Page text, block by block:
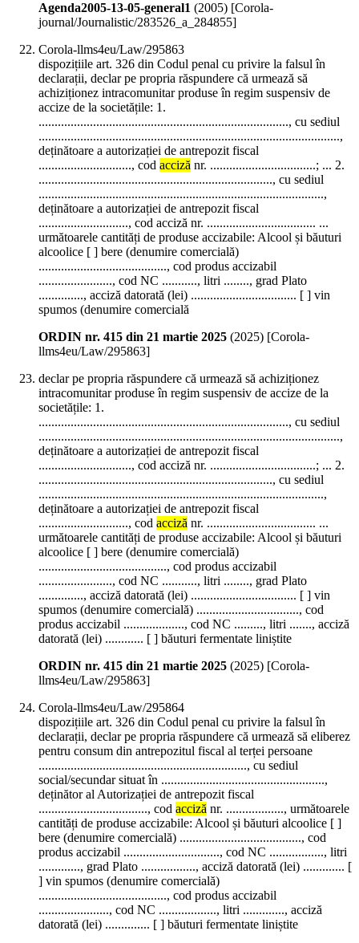
Agenda2005-13-05-general1 (2005) [Corola-
journal/Journalistic/283526_a_284855]
Corola-llms4eu/Law/295863
dispozițiile art. 326 din Codul penal cu privire la falsul în
declarații, declar pe propria răspundere că urmează să
achiziționez intracomunitar produse în regim suspensiv de
accize de la societățile: 1.
.............................................................................., cu sediul
..............................................................................................,
deținătoare a autorizației de antrepozit fiscal
............................., cod acciză nr. .................................; ... 2.
........................................................................., cu sediul
.........................................................................................,
deținătoare a autorizației de antrepozit fiscal
............................, cod acciză nr. .................................. ...
următoarele cantități de produse accizabile: Alcool și băuturi
alcoolice [ ] bere (denumire comercială)
........................................, cod produs accizabil
......................., cod NC ..........., litri ........, grad Plato
.............., acciză datorată (lei) ................................. [ ] vin
spumos (denumire comercială
ORDIN nr. 415 din 21 martie 2025 (2025) [Corola-
llms4eu/Law/295863]
declar pe propria răspundere că urmează să achiziționez
intracomunitar produse în regim suspensiv de accize de la
societățile: 1.
.............................................................................., cu sediul
..............................................................................................,
deținătoare a autorizației de antrepozit fiscal
............................., cod acciză nr. .................................; ... 2.
........................................................................., cu sediul
.........................................................................................,
deținătoare a autorizației de antrepozit fiscal
............................, cod acciză nr. .................................. ...
următoarele cantități de produse accizabile: Alcool și băuturi
alcoolice [ ] bere (denumire comercială)
........................................, cod produs accizabil
......................., cod NC ..........., litri ........, grad Plato
.............., acciză datorată (lei) ................................. [ ] vin
spumos (denumire comercială) ................................, cod
produs accizabil ..................., cod NC ........., litri ......., acciză
datorată (lei) ............ [ ] băuturi fermentate liniștite
ORDIN nr. 415 din 21 martie 2025 (2025) [Corola-
llms4eu/Law/295863]
Corola-llms4eu/Law/295864
dispozițiile art. 326 din Codul penal cu privire la falsul în
declarații, declar pe propria răspundere că urmează să eliberez
pentru consum din antrepozitul fiscal al terței persoane
................................................................., cu sediul
social/secundar situat în ...................................................,
deținător al Autorizației de antrepozit fiscal
.................................., cod acciză nr. .................., următoarele
cantități de produse accizabile: Alcool și băuturi alcoolice [ ]
bere (denumire comercială) ......................................, cod
produs accizabil .............................., cod NC ................., litri
............., grad Plato ................., acciză datorată (lei) ............. [
] vin spumos (denumire comercială)
........................................, cod produs accizabil
......................, cod NC .................., litri ............., acciză
datorată (lei) .............. [ ] băuturi fermentate liniștite